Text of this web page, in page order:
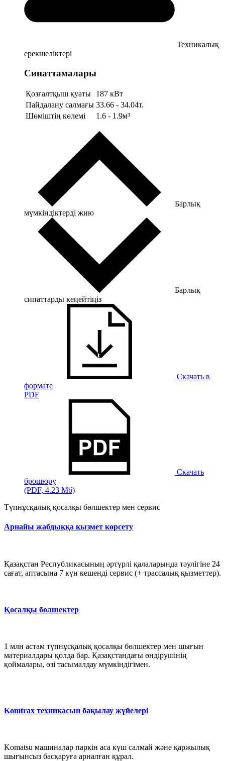
Техникалық
ерекшеліктері
Сипаттамалары
Қозғалтқыш қуаты
187 кВт
Пайдалану салмағы 33.66 - 34.04т.
Шөміштің көлемі
1.6 - 1.9м³
Барлық
мүмкіндіктерді жию
Барлық
сипаттарды кеңейтіңіз
Скачать в
формате
PDF
Скачать
брошюру
(PDF, 4.23 Мб)
Түпнұсқалық қосалқы бөлшектер мен сервис
Арнайы жабдыққа қызмет көрсету
Қазақстан Республикасының әртүрлі қалаларында тәулігіне 24
сағат, аптасына 7 күн кешенді сервис (+ трассалық қызметтер).
Қосалқы бөлшектер
1 млн астам түпнұсқалық қосалқы бөлшектер мен шығын
материалдары қолда бар. Қазақстандағы өндірушінің
қоймалары, өзі тасымалдау мүмкіндігімен.
Komtrax техникасын бақылау жүйелері
Komatsu машиналар паркін аса күш салмай және қаржылық
шығынсыз басқаруға арналған құрал.